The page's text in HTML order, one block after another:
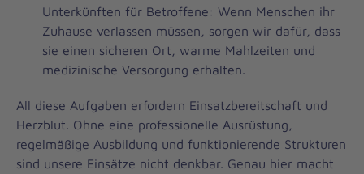
Unterkünften für Betroffene: Wenn Menschen ihr
Zuhause verlassen müssen, sorgen wir dafür, dass
sie einen sicheren Ort, warme Mahlzeiten und
medizinische Versorgung erhalten.
All diese Aufgaben erfordern Einsatzbereitschaft und
Herzblut. Ohne eine professionelle Ausrüstung,
regelmäßige Ausbildung und funktionierende Strukturen
sind unsere Einsätze nicht denkbar. Genau hier macht